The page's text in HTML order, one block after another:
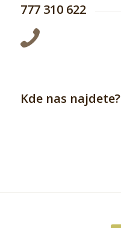
777 310 622
Kde nas najdete?